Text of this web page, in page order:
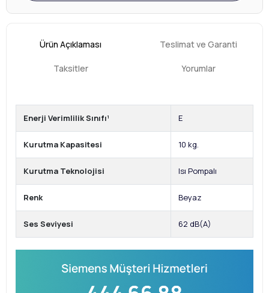
Ürün Açıklaması Teslimat ve Garanti
Taksitler Yorumlar
Enerji Verimlilik Sınıfı¹ E
Kurutma Kapasitesi 10 kg.
Kurutma Teknolojisi Isı Pompalı
Renk Beyaz
Ses Seviyesi 62 dB(A)